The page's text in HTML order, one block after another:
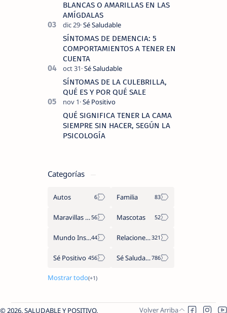
BLANCAS O AMARILLAS EN LAS
AMÍGDALAS
SÍNTOMAS DE DEMENCIA: 5
COMPORTAMIENTOS A TENER EN
CUENTA
SÍNTOMAS DE LA CULEBRILLA,
QUÉ ES Y POR QUÉ SALE
QUÉ SIGNIFICA TENER LA CAMA
SIEMPRE SIN HACER, SEGÚN LA
PSICOLOGÍA
Categorías
Autos Familia
Maravillas del Mundo Mascotas
Mundo Insólito Relaciones de Parejas
Sé Positivo Sé Saludable
2026.SALUDABLE Y POSITIVO.